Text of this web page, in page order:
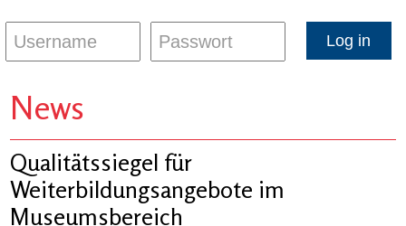
News
Qualitätssiegel für
Weiterbildungsangebote im
Museumsbereich